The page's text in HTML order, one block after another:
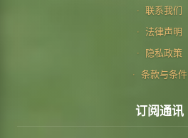
联系我们
法律声明
隐私政策
条款与条件
订阅通讯